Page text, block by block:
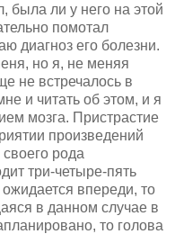
была ли у него на этой
помотал
диагноз его болезни.
но я, не меняя
не встречалось в
и читать об этом, и я
мозга. Пристрастие
произведений
своего рода
три-четыре-пять
впереди, то
в данном случае в
то голова